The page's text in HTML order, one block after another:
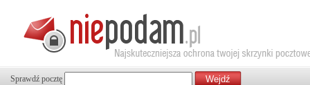
Sprawdź pocztę